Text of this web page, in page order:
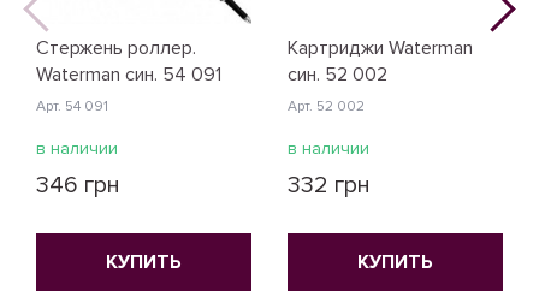
Стержень роллер.
Waterman син. 54 091
Арт. 54 091
в наличии
346 грн
КУПИТЬ
Картриджи Waterman
син. 52 002
Арт. 52 002
в наличии
332 грн
КУПИТЬ